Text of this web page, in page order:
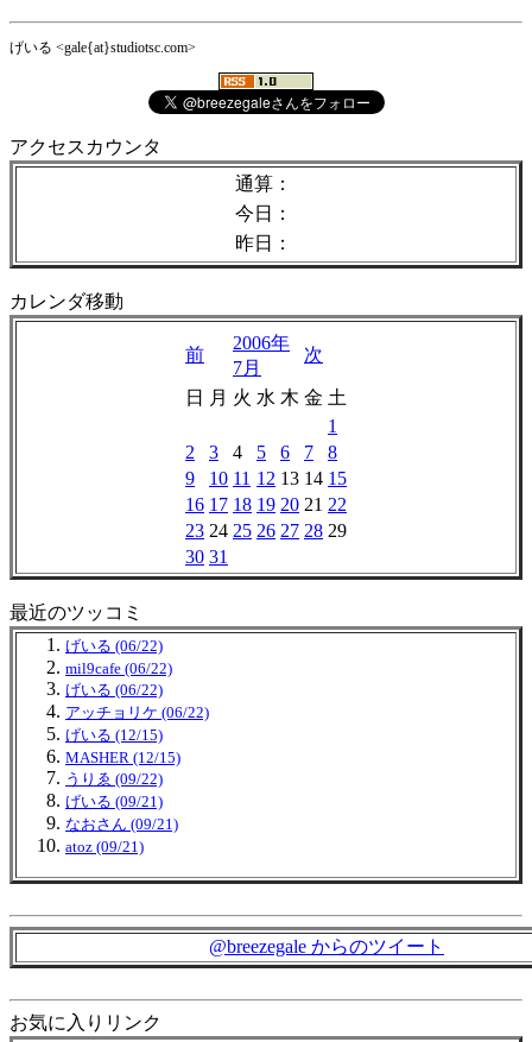
げいる <gale{at}studiotsc.com>
アクセスカウンタ
通算：
今日：
昨日：
カレンダ移動
前
2006年
7月
次
日 月 火 水 木 金 土
1
2
3 4 5 6 7
8
9
10 11 12 13 14 15
16 17 18 19 20 21 22
23 24 25 26 27 28 29
30 31
最近のツッコミ
げいる (06/22)
mil9cafe (06/22)
げいる (06/22)
アッチョリケ (06/22)
げいる (12/15)
MASHER (12/15)
うりゑ (09/22)
げいる (09/21)
なおさん (09/21)
atoz (09/21)
@breezegale からのツイート
お気に入りリンク